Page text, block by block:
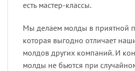
есть мастер-классы.
Мы делаем молды в приятной
которая выгодно отличает
молдов других компаний. И
молды не бьются при